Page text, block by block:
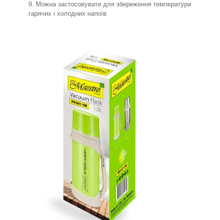
Можна застосовувати для збереження температури
гарячих і холодних напоїв